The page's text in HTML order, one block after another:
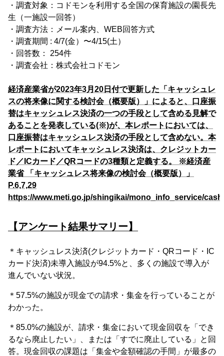
・調査対象：コドモンを利用する全国の保育施設の園長先
生（一施設一回答）
・調査方法：メール案内、WEB回答方式
・調査期間 : 4/7(金）〜4/15(土）
・回答数： 254件
・調査会社：株式会社コドモン
経済産業省が2023年3月20日付で更新した「キャッシュレ
スの将来像に関する検討会（概要版）」によると、口座振
替はキャッシュレス決済の一つの手段として含める見解で
あることを発表している(※)が、本レポートにおいては、
口座振替はキャッシュレス決済の手段として含めない。本
レポートにおいてキャッシュレス決済は、クレジットカー
ド／ICカード／QRコードの3種類と定義する。 ※経済産
業省 「キャッシュレス将来像の検討会（概要版）」
P.6,7,29
https://www.meti.go.jp/shingikai/mono_info_service/
【アンケート結果サマリー】
＊キャッシュレス決済(クレジットカード・QRコード・IC
カード決済)未導入施設が94.5%と、多くの施設で導入が
進んでいない状況。
＊57.5%の施設が現金での請求・集金を行っていることが
わかった。
＊85.0%の施設が、請求・集金において現金回収を「でき
るなら廃止したい」、または「すでに廃止している」と回
答。現金回収の課題は「集金や金額確認の手間」が最多の